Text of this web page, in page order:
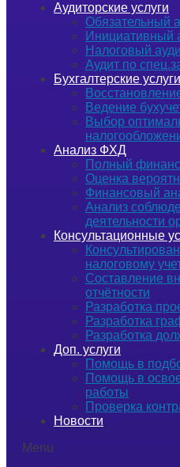
Аудиторские услуги
Обязательный
Инициативный
Налоговый
Аудит по
Бухгалтерские услуги
Ведение
Выбор
Анализ ФХД
Полный
Оценка
Финансовый
Анализ
деятельности
Консультационные
налоговому
Составление
отчётности
Разработка
Разработка
Разработка
Доп. услуги
Помощь в
Помощь в
работы
Проверка
Новости
Menu